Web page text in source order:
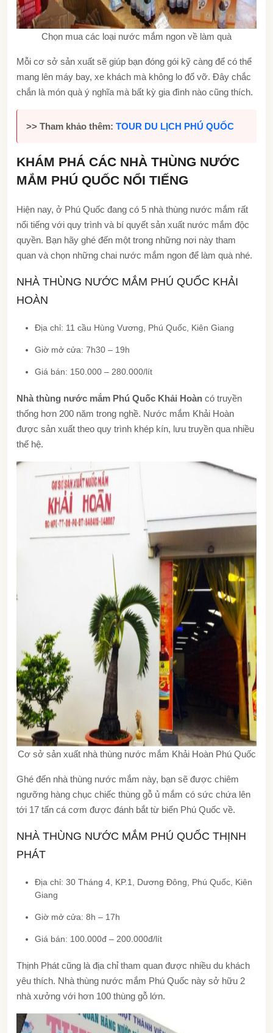
Chọn mua các loại nước mắm ngon về làm quà
Mỗi cơ sở sản xuất sẽ giúp bạn đóng gói kỹ càng để có thể
mang lên máy bay, xe khách mà không lo đổ vỡ. Đây chắc
chắn là món quà ý nghĩa mà bất kỳ gia đình nào cũng thích.
>> Tham khảo thêm: TOUR DU LỊCH PHÚ QUỐC
KHÁM PHÁ CÁC NHÀ THÙNG NƯỚC
MẮM PHÚ QUỐC NỔI TIẾNG
Hiện nay, ở Phú Quốc đang có 5 nhà thùng nước mắm rất
nổi tiếng với quy trình và bí quyết sản xuất nước mắm độc
quyền. Bạn hãy ghé đến một trong những nơi này tham
quan và chọn những chai nước mắm ngon để làm quà nhé.
NHÀ THÙNG NƯỚC MẮM PHÚ QUỐC KHẢI
HOÀN
Địa chỉ: 11 cầu Hùng Vương, Phú Quốc, Kiên Giang
Giờ mở cửa: 7h30 – 19h
Giá bán: 150.000 – 280.000/lít
Nhà thùng nước mắm Phú Quốc Khải Hoàn có truyền
thống hơn 200 năm trong nghề. Nước mắm Khải Hoàn
được sản xuất theo quy trình khép kín, lưu truyền qua nhiều
thế hệ.
Cơ sở sản xuất nhà thùng nước mắm Khải Hoàn Phú Quốc
Ghé đến nhà thùng nước mắm này, bạn sẽ được chiêm
ngưỡng hàng chục chiếc thùng gỗ ủ mắm có sức chứa lên
tới 17 tấn cá cơm được đánh bắt từ biển Phú Quốc về.
NHÀ THÙNG NƯỚC MẮM PHÚ QUỐC THỊNH
PHÁT
Địa chỉ: 30 Tháng 4, KP.1, Dương Đông, Phú Quốc, Kiên
Giang
Giờ mở cửa: 8h – 17h
Giá bán: 100.000đ – 200.000đ/lít
Thịnh Phát cũng là địa chỉ tham quan được nhiều du khách
yêu thích. Nhà thùng nước mắm Phú Quốc này sở hữu 2
nhà xưởng với hơn 100 thùng gỗ lớn.